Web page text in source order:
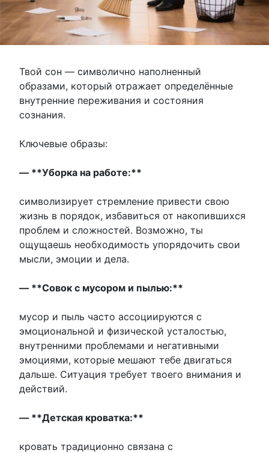
Твой сон — символично наполненный
образами, который отражает определённые
внутренние переживания и состояния
сознания.
Ключевые образы:
— **Уборка на работе:**
символизирует стремление привести свою
жизнь в порядок, избавиться от накопившихся
проблем и сложностей. Возможно, ты
ощущаешь необходимость упорядочить свои
мысли, эмоции и дела.
— **Совок с мусором и пылью:**
мусор и пыль часто ассоциируются с
эмоциональной и физической усталостью,
внутренними проблемами и негативными
эмоциями, которые мешают тебе двигаться
дальше. Ситуация требует твоего внимания и
действий.
— **Детская кроватка:**
кровать традиционно связана с